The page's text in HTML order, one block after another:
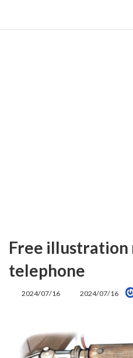
Free illustration
telephone
2024/07/16
最
日
時
:
2024/07/16